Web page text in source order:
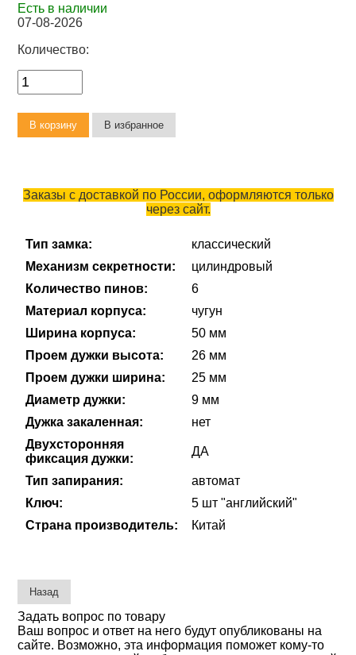
Есть в наличии
07-08-2026
Количество:
Заказы с доставкой по России, оформляются только
через сайт.
Тип замка:
классический
Механизм секретности:
цилиндровый
Количество пинов:
6
Материал корпуса:
чугун
Ширина корпуса:
50 мм
Проем дужки высота:
26 мм
Проем дужки ширина:
25 мм
Диаметр дужки:
9 мм
Дужка закаленная:
нет
Двухсторонняя
фиксация дужки:
ДА
Тип запирания:
автомат
Ключ:
5 шт "английский"
Страна производитель:
Китай
Задать вопрос по товару
Ваш вопрос и ответ на него будут опубликованы на
сайте. Возможно, эта информация поможет кому-то